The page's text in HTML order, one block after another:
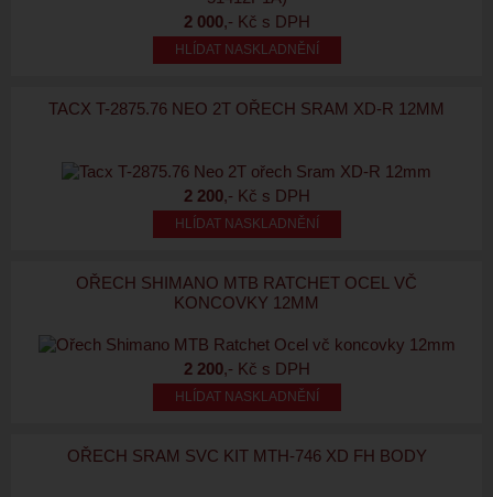
2 000,- Kč s DPH
HLÍDAT NASKLADNĚNÍ
TACX T-2875.76 NEO 2T OŘECH SRAM XD-R 12MM
2 200,- Kč s DPH
HLÍDAT NASKLADNĚNÍ
OŘECH SHIMANO MTB RATCHET OCEL VČ
KONCOVKY 12MM
2 200,- Kč s DPH
HLÍDAT NASKLADNĚNÍ
OŘECH SRAM SVC KIT MTH-746 XD FH BODY